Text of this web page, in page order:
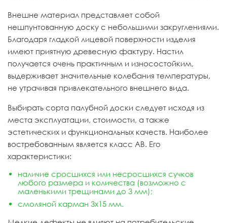
Внешне материал представляет собой
нешпунтованную доску с небольшими закруглениями.
Благодаря гладкой лицевой поверхности изделия
имеют приятную древесную фактуру. Настил
получается очень практичным и износостойким,
выдерживает значительные колебания температуры,
не утрачивая привлекательного внешнего вида.
Выбирать сорта палубной доски следует исходя из
места эксплуатации, стоимости, а также
эстетических и функциональных качеств. Наиболее
востребованным является класс АВ. Его
характеристики:
наличие сросшихся или несросшихся сучков
любого размера и количества (возможно с
маленькими трещинами до 3 мм);
смоляной карман 3х15 мм.